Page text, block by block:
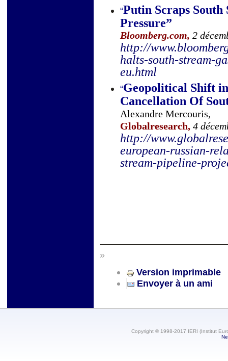
“Putin Scraps
Pressure”
Bloomberg.com, 2
http://
halts-south-stream-
eu.html
“Geopolitical Shift
Cancellation Of
Alexandre Mercouris,
Globalresearch, 4
http://
european-russian-
stream-pipeline-
»
Version imprimable
Envoyer à un ami
Copyright © 1998-2017 IERI (Institut